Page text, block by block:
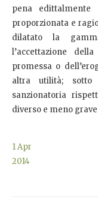
pena edittalmente
proporzionata e
dilatato la
l’accettazione
promessa o
altra utilità;
sanzionatoria
diverso e meno
1Apr
2014